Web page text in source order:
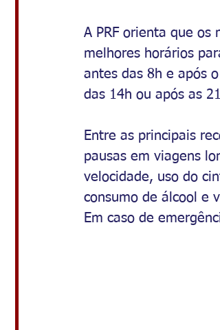
A PRF orienta que
melhores horários
antes das 8h e após
das 14h ou após as
Entre as principais
pausas em viagens
velocidade, uso do
consumo de álcool e
Em caso de